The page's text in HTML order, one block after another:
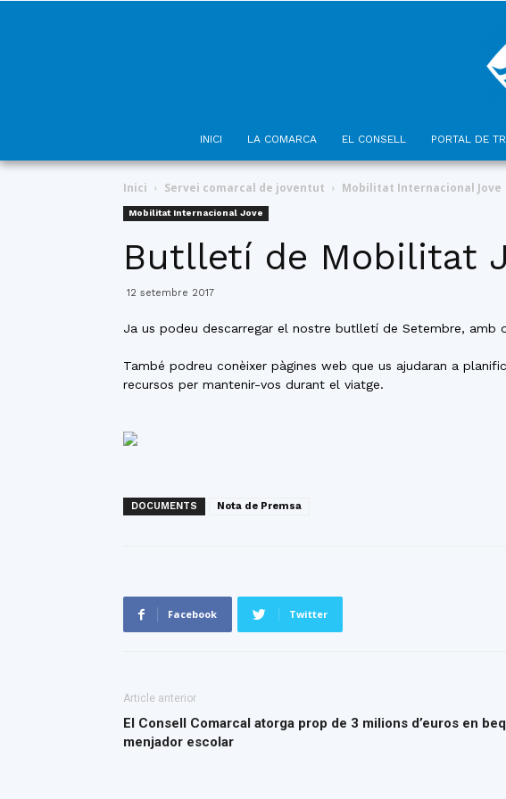
INICI LA COMARCA EL CONSELL PORTAL DE
Inici Servei comarcal de joventut Mobilitat Internacional Jove
Mobilitat Internacional Jove
Butlletí de Mobilitat
12 setembre 2017
Ja us podeu descarregar el nostre butlletí de Setembre, amb
També podreu conèixer pàgines web que us ajudaran a
recursos per mantenir-vos durant el viatge.
DOCUMENTS Nota de Premsa
Facebook Twitter
Article anterior
El Consell Comarcal atorga prop de 3 milions d’euros en
menjador escolar